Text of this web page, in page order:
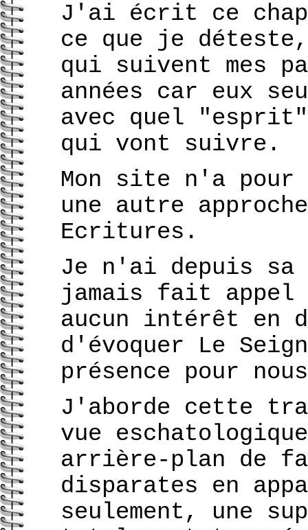
J'ai écrit ce
ce que je
qui suivent mes
années car eux
avec quel
qui vont suivre.
Mon site n'a pour
une autre
Ecritures.
Je n'ai depuis sa
jamais fait
aucun intérêt en
d'évoquer Le
présence pour
J'aborde cette
vue
arrière-plan de
disparates en
seulement, une